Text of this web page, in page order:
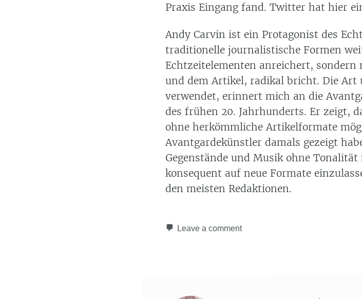
Praxis Eingang fand. Twitter hat hier
Andy Carvin ist ein Protagonist des
traditionelle journalistische Formen
Echtzeitelementen anreichert,
und dem Artikel, radikal bricht. Die Art
verwendet, erinnert mich an die
des frühen 20. Jahrhunderts. Er zeigt,
ohne herkömmliche Artikelformate
Avantgardekünstler damals gezeigt
Gegenstände und Musik ohne
konsequent auf neue Formate
den meisten Redaktionen.
Leave a comment